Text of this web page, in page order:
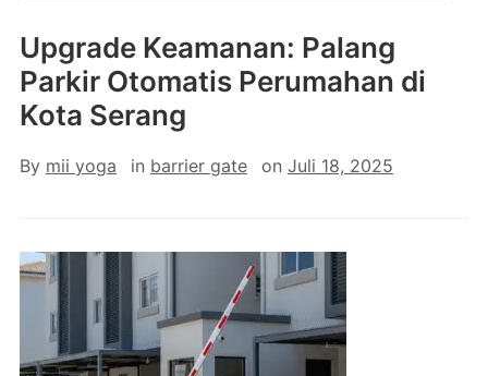
Upgrade Keamanan: Palang
Parkir Otomatis Perumahan di
Kota Serang
By mii yoga in barrier gate on Juli 18, 2025